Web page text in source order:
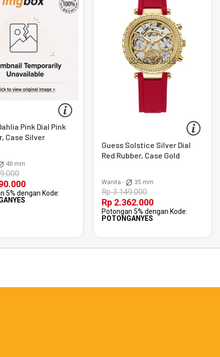
Pink Dial Pink
Case Silver
40 mm
5% dengan Kode:
Guess Solstice Silver Dial
Red Rubber, Case Gold
Wanita - 35 mm
Rp 3.149.000
Rp 2.362.000
Potongan 5% dengan Kode:
POTONGANYES